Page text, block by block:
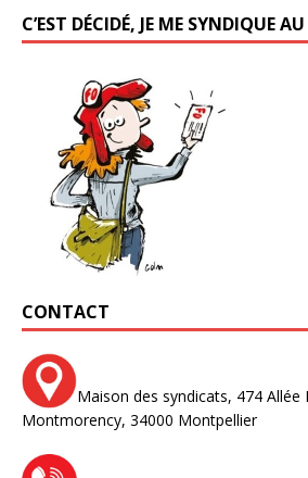
C’EST DÉCIDÉ, JE ME SYNDIQUE
CONTACT
Maison des syndicats, 474 Allée
Montmorency, 34000 Montpellier